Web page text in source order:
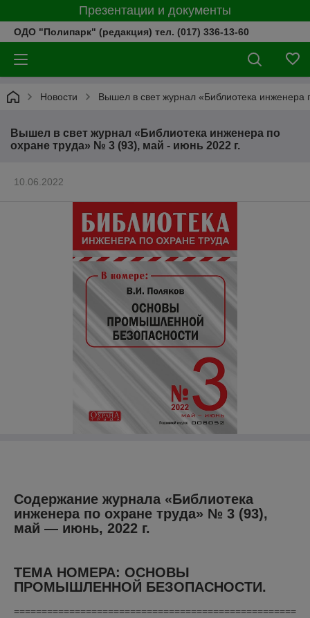
Презентации и документы
ОДО "Полипарк" (редакция) тел. (017) 336-13-60
Новости Вышел в свет журнал «Библиотека
Вышел в свет журнал «Библиотека инженера по
охране труда» № 3 (93), май - июнь 2022 г.
10.06.2022
Содержание журнала «Библиотека
инженера по охране труда» № 3 (93),
май ― июнь, 2022 г.
ТЕМА НОМЕРА: ОСНОВЫ
ПРОМЫШЛЕННОЙ БЕЗОПАСНОСТИ.
===================================================